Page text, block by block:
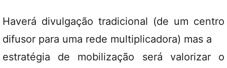
Haverá divulgação tradicional (de um centro
difusor para uma rede multiplicadora) mas a
estratégia de mobilização será valorizar o